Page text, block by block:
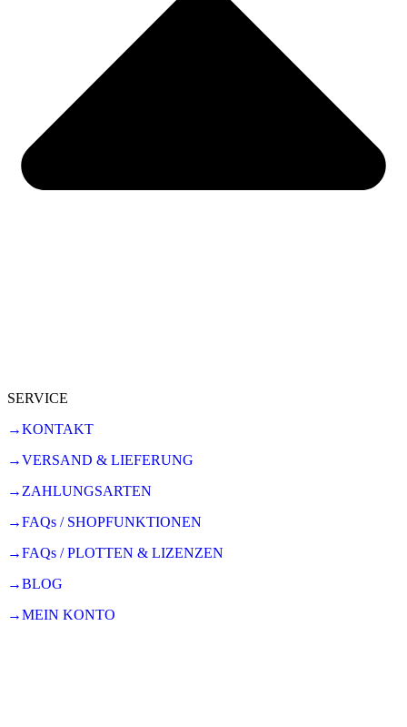
SERVICE
→KONTAKT
→VERSAND & LIEFERUNG
→ZAHLUNGSARTEN
→FAQs / SHOPFUNKTIONEN
→FAQs / PLOTTEN & LIZENZEN
→BLOG
→MEIN KONTO